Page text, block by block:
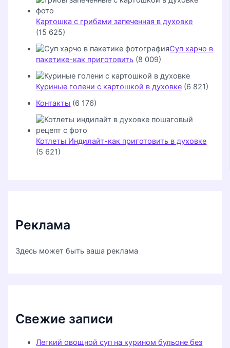
Картошка с грибами запеченная в духовке
(15 625)
Суп харчо в
пакетике-как приготовить (8 009)
Куриные голени с картошкой в духовке (6 821)
Контакты (6 176)
Котлеты Индилайт-как приготовить в духовке
(5 621)
Реклама
Здесь может быть ваша реклама
Свежие записи
Легкий овощной суп на курином бульоне без